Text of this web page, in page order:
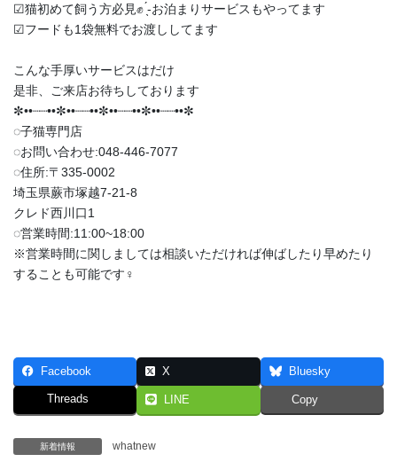
︎︎︎︎☑︎猫初めて飼う方必見✊ ̖́-お泊まりサービスもやってます
︎︎︎︎☑︎フードも1袋無料でお渡ししてます
こんな手厚いサービスはだけ
是非、ご来店お待ちしております
✼••┈┈••✼••┈┈••✼••┈┈••✼••┈┈••✼
◌子猫専門店
◌お問い合わせ:048-446-7077
◌住所:〒335-0002
埼玉県蕨市塚越7-21-8
クレド西川口1
◌営業時間:11:00~18:00
※営業時間に関しましては相談いただければ伸ばしたり早めたり
することも可能です‍♀️
Facebook X Bluesky
Threads LINE Copy
新着情報 whatnew